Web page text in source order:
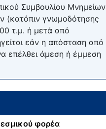
Συμβουλίου Μνημείων
(κατόπιν γνωμοδότησης
τ.μ. ή μετά από
εάν η απόσταση από
επέλθει άμεση ή έμμεση
φορέα